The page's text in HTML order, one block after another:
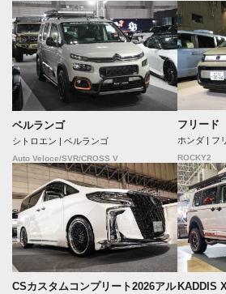
ベルランゴ
シトロエン | ベルランゴ
Auto Veloce/SVR/CROSS V
フリード
ホンダ | フ
ROCKY2
CSカスタムコンプリート2026アル KADDIS